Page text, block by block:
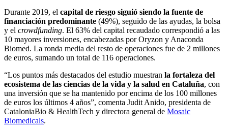
Durante 2019, el capital de riesgo siguió siendo la fuente de
financiación predominante (49%), seguido de las ayudas, la bolsa
y el crowdfunding. El 63% del capital recaudado correspondió a las
10 mayores inversiones, encabezadas por Oryzon y Anaconda
Biomed. La ronda media del resto de operaciones fue de 2 millones
de euros, sumando un total de 116 operaciones.
“Los puntos más destacados del estudio muestran la fortaleza del
ecosistema de las ciencias de la vida y la salud en Cataluña, con
una inversión que se ha mantenido por encima de los 100 millones
de euros los últimos 4 años”, comenta Judit Anido, presidenta de
CataloniaBio & HealthTech y directora general de Mosaic
Biomedicals.